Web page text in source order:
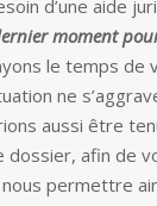
d’une aide
moment
le temps de
ne
aussi être
dossier, afin de
permettre